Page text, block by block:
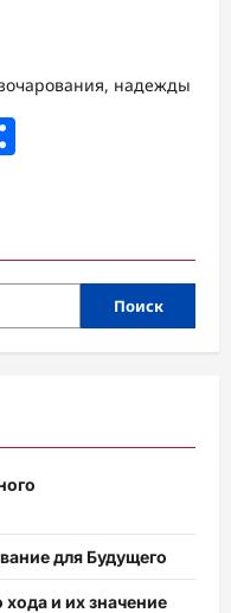
надежды
Поиск
для Будущего
хода и их значение